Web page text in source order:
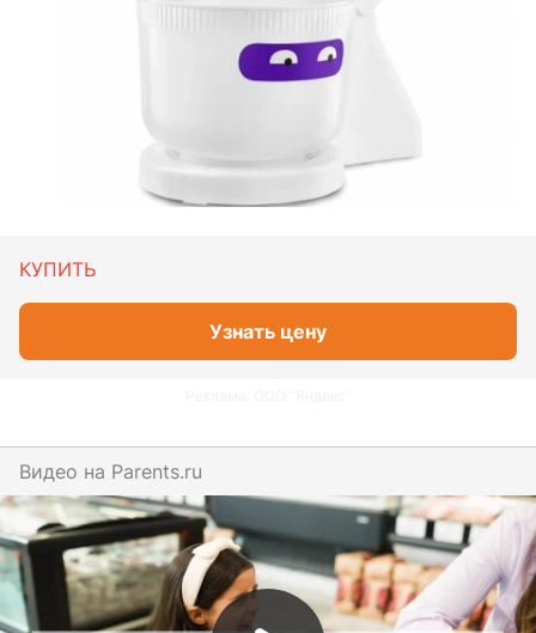
КУПИТЬ
Узнать цену
Видео на parents.ru